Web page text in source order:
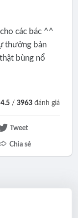
các bác ^^
thưởng bản
bùng nổ
4.5 /3963 đánh giá
Tweet
Chia sẻ